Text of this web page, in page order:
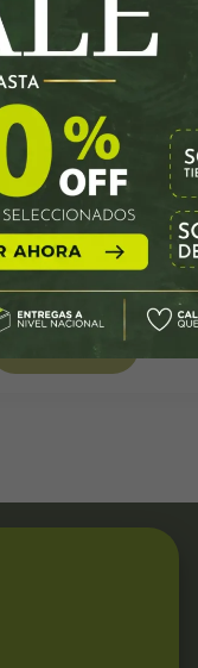
Accesorio 0-1849
$465,480
Añadir al carrito